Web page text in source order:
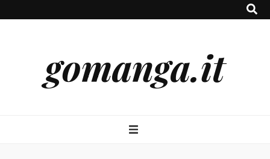
gomanga.it